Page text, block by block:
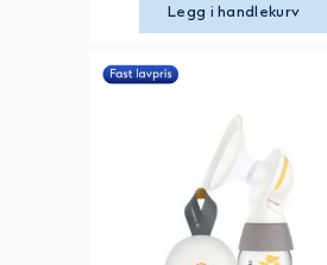
Legg i handlekurv